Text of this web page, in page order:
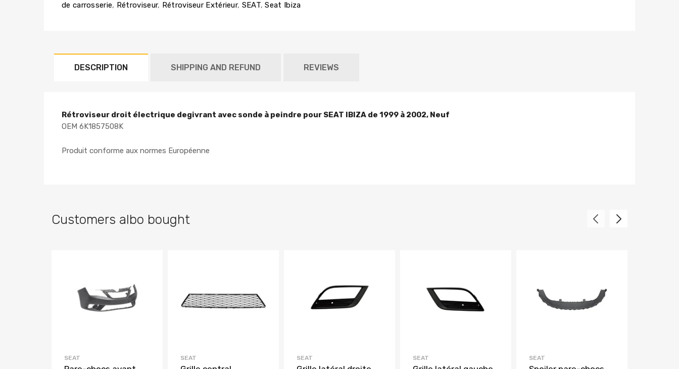
de carrosserie, Rétroviseur, Rétroviseur Extérieur, SEAT, Seat Ibiza
DESCRIPTION SHIPPING AND REFUND REVIEWS
Rétroviseur droit électrique degivrant avec sonde à peindre pour SEAT IBIZA de 1999 à 2002, Neuf
OEM 6K1857508K
Produit conforme aux normes Européenne
Customers albo bought
SEAT SEAT SEAT SEAT SEAT